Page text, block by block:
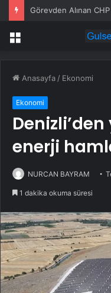
Menü
Anasayfa / Ekonomi
Ekonomi
enerji
NURCAN BAYRAM
1 dakika okuma süresi